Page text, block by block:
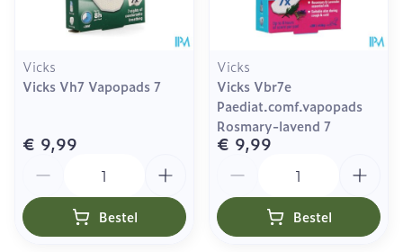
Vicks
Vicks Vh7 Vapopads 7
€ 9,99
Bestel
Vicks
Vicks Vbr7e
Paediat.comf.vapopads
Rosmary-lavend 7
€ 9,99
Bestel